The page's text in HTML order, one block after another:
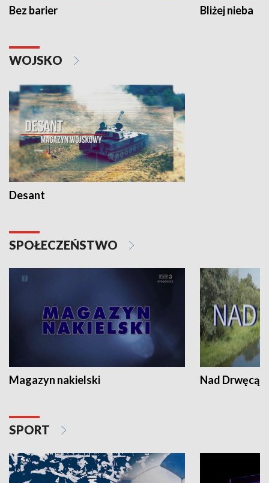
Bez barier Bliżej nieba
WOJSKO
Desant
SPOŁECZEŃSTWO
Magazyn nakielski Nad Drwęcą
SPORT